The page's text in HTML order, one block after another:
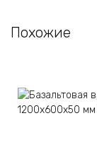
Похожие